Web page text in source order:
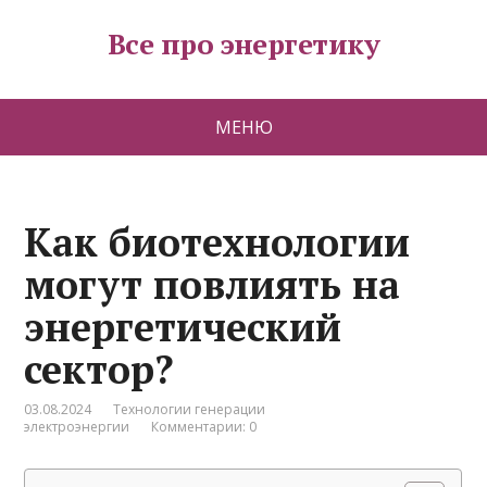
Все про энергетику
МЕНЮ
Как биотехнологии
могут повлиять на
энергетический
сектор?
03.08.2024
Технологии генерации
электроэнергии
Комментарии: 0